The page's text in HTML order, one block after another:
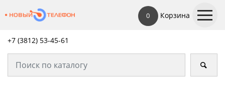
0 Корзина
+7 (3812) 53-45-61